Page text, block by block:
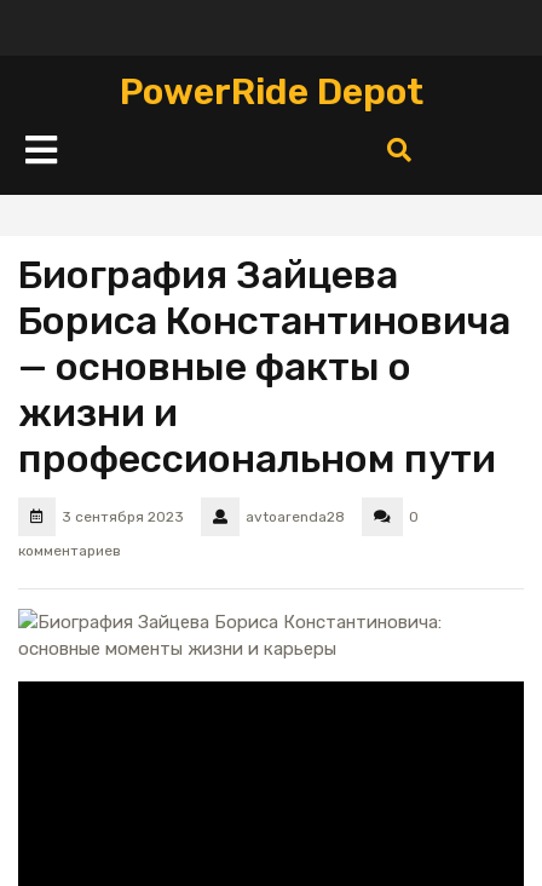
PowerRide Depot
Кнопка
Открыть
Биография Зайцева
Бориса Константиновича
— основные факты о
жизни и
профессиональном пути
3 сентября 2023 avtoarenda28
0
комментариев